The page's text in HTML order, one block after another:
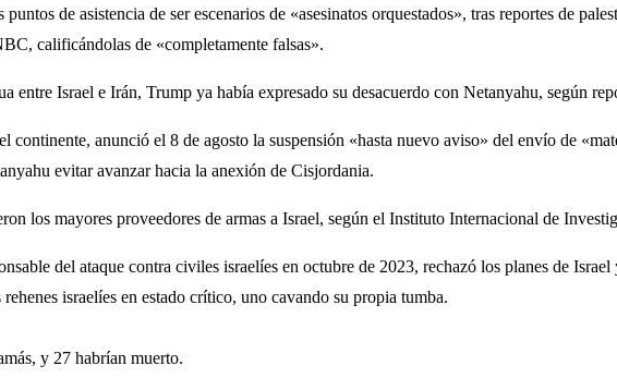
de asistencia de ser escenarios de «asesinatos orquestados», tras reportes de
calificándolas de «completamente falsas».
entre Israel e Irán, Trump ya había expresado su desacuerdo con Netanyahu, según
anunció el 8 de agosto la suspensión «hasta nuevo aviso» del envío de
evitar avanzar hacia la anexión de Cisjordania.
los mayores proveedores de armas a Israel, según el Instituto Internacional de
del ataque contra civiles israelíes en octubre de 2023, rechazó los planes de
israelíes en estado crítico, uno cavando su propia tumba.
y 27 habrían muerto.